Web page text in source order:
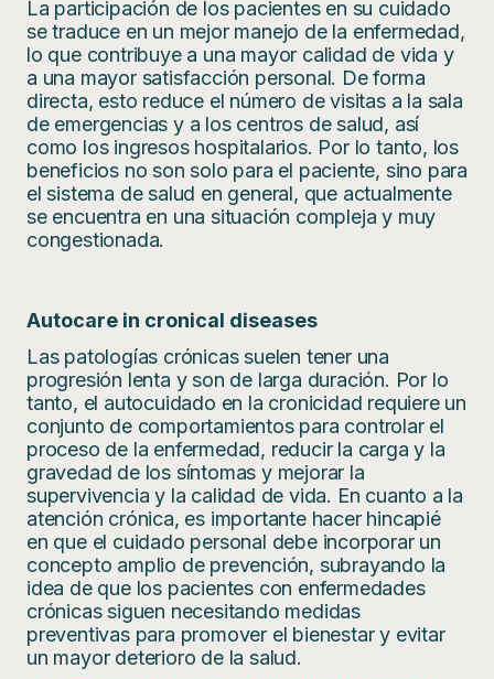
La participación de los pacientes en su cuidado
se traduce en un mejor manejo de la enfermedad,
lo que contribuye a una mayor calidad de vida y
a una mayor satisfacción personal. De forma
directa, esto reduce el número de visitas a la sala
de emergencias y a los centros de salud, así
como los ingresos hospitalarios. Por lo tanto, los
beneficios no son solo para el paciente, sino para
el sistema de salud en general, que actualmente
se encuentra en una situación compleja y muy
congestionada.
Autocare in cronical diseases
Las patologías crónicas suelen tener una
progresión lenta y son de larga duración. Por lo
tanto, el autocuidado en la cronicidad requiere un
conjunto de comportamientos para controlar el
proceso de la enfermedad, reducir la carga y la
gravedad de los síntomas y mejorar la
supervivencia y la calidad de vida. En cuanto a la
atención crónica, es importante hacer hincapié
en que el cuidado personal debe incorporar un
concepto amplio de prevención, subrayando la
idea de que los pacientes con enfermedades
crónicas siguen necesitando medidas
preventivas para promover el bienestar y evitar
un mayor deterioro de la salud.